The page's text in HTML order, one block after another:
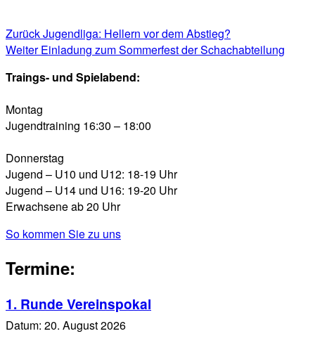
Beitragsnavigation
ZurückVorheriger
Beitrag:
Jugendliga: Hellern vor dem Abstieg?
Weiter Nächster
Einladung zum Sommerfest der Schachabteilung
Traings- und Spielabend:
Montag
Jugendtraining 16:30 – 18:00
Donnerstag
Jugend – U10 und U12: 18-19 Uhr
Jugend – U14 und U16: 19-20 Uhr
Erwachsene ab 20 Uhr
So kommen Sie zu uns
Termine:
1. Runde Vereinspokal
Datum: 20. August 2026